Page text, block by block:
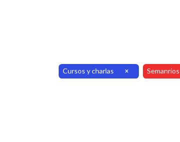
Cursos y charlas × Semanrios